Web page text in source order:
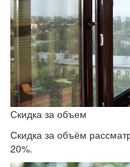
Скидка за объем
Скидка за объём
20%.